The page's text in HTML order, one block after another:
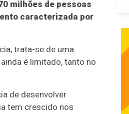
milhões de pessoas
caracterizada por
trata-se de uma
é limitado, tanto no
de desenvolver
tem crescido nos